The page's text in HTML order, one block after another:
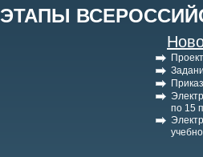
ЭТАПЫ
по 15